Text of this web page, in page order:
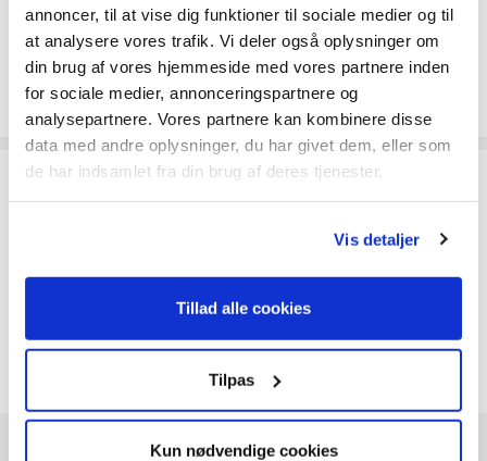
annoncer, til at vise dig funktioner til sociale medier og til
at analysere vores trafik. Vi deler også oplysninger om
din brug af vores hjemmeside med vores partnere inden
for sociale medier, annonceringspartnere og
analysepartnere. Vores partnere kan kombinere disse
data med andre oplysninger, du har givet dem, eller som
de har indsamlet fra din brug af deres tjenester.
Vis detaljer
Tillad alle cookies
Tilpas
Kun nødvendige cookies
Erhverv
49
Afhentning i Odense
Gratis
Speditør vælges når du går til betaling
Ofte købt sammen med